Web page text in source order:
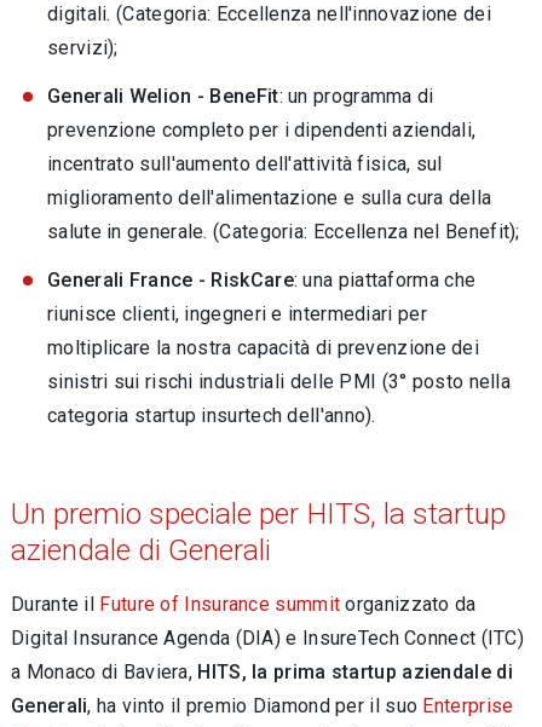
digitali. (Categoria: Eccellenza nell'innovazione dei
servizi);
Generali Welion - BeneFit: un programma di
prevenzione completo per i dipendenti aziendali,
incentrato sull'aumento dell'attività fisica, sul
miglioramento dell'alimentazione e sulla cura della
salute in generale. (Categoria: Eccellenza nel Benefit);
Generali France - RiskCare: una piattaforma che
riunisce clienti, ingegneri e intermediari per
moltiplicare la nostra capacità di prevenzione dei
sinistri sui rischi industriali delle PMI (3° posto nella
categoria startup insurtech dell'anno).
Un premio speciale per HITS, la startup
aziendale di Generali
Durante il Future of Insurance summit organizzato da
Digital Insurance Agenda (DIA) e InsureTech Connect (ITC)
a Monaco di Baviera, HITS, la prima startup aziendale di
Generali, ha vinto il premio Diamond per il suo Enterprise